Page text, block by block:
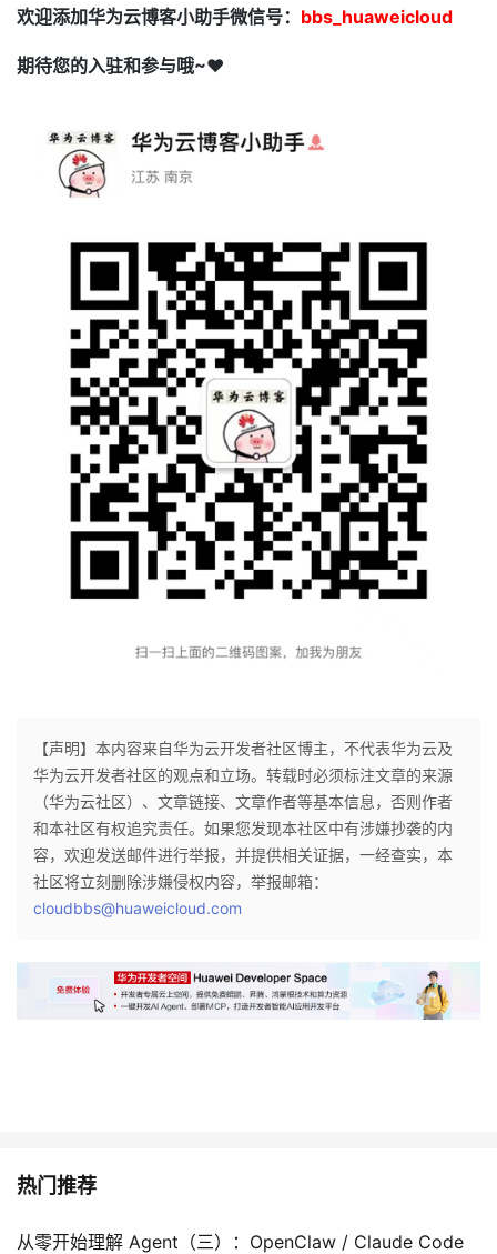
欢迎添加华为云博客小助手微信号： bbs_huaweicloud
期待您的入驻和参与哦~♥
【声明】本内容来自华为云开发者社区博主，不代表华为云及
华为云开发者社区的观点和立场。转载时必须标注文章的来源
（华为云社区）、文章链接、文章作者等基本信息，否则作者
和本社区有权追究责任。如果您发现本社区中有涉嫌抄袭的内
容，欢迎发送邮件进行举报，并提供相关证据，一经查实，本
社区将立刻删除涉嫌侵权内容，举报邮箱：
cloudbbs@huaweicloud.com
热门推荐
从零开始理解 Agent（三）：OpenClaw / Claude Code